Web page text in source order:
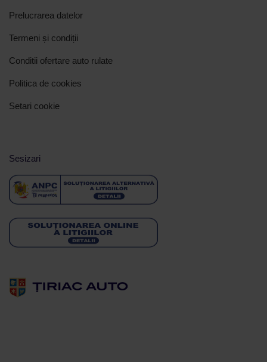
Prelucrarea datelor
Termeni și condiții
Conditii ofertare auto rulate
Politica de cookies
Setari cookie
Sesizari